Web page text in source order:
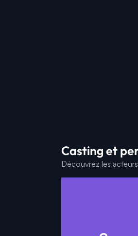
Casting et
Découvrez les